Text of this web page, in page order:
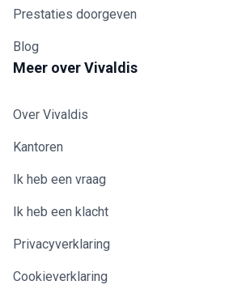
Prestaties doorgeven
Blog
Meer over Vivaldis
Over Vivaldis
Kantoren
Ik heb een vraag
Ik heb een klacht
Privacyverklaring
Cookieverklaring